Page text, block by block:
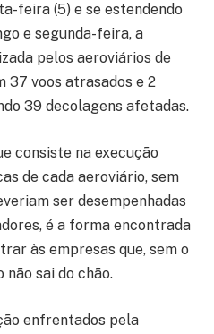
feira (5) e se estendendo
e segunda-feira, a
pelos aeroviários de
37 voos atrasados e 2
39 decolagens afetadas.
consiste na execução
de cada aeroviário, sem
ser desempenhadas
é a forma encontrada
às empresas que, sem o
não sai do chão.
enfrentados pela